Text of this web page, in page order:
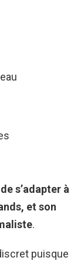
s’adapter à
et son
.
puisque